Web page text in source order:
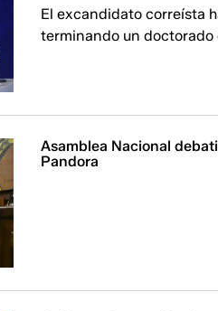
El excandidato correísta
terminando un doctorado
Asamblea Nacional
Pandora